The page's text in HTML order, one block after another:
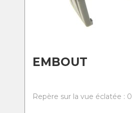
EMBOUT
Repère sur la vue éclatée : 0